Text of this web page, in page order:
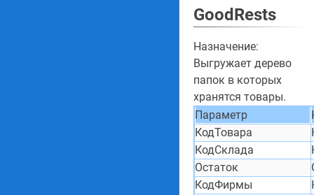
GoodRests
Назначение:
Выгружает дерево
папок в которых
хранятся товары.
Параметр
КодТовара
КодСклада
Остаток
КодФирмы